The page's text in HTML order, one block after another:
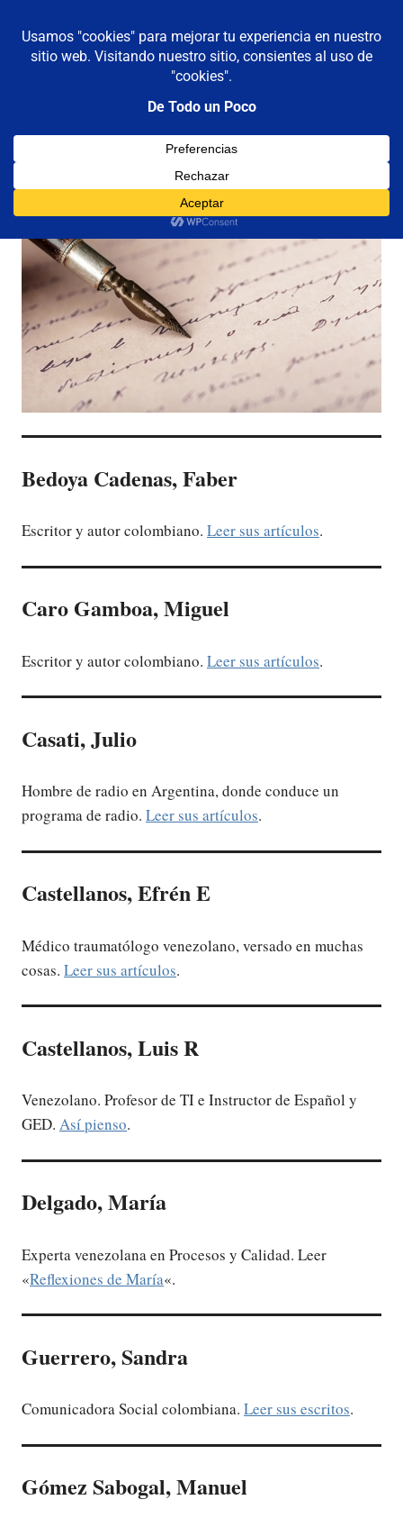
contenido
De todo un poco
Reflexiones,
Viajes
MENÚ
Columnistas
Bedoya Cadenas, Faber
Escritor y autor colombiano. Leer sus artículos.
Caro Gamboa, Miguel
Escritor y autor colombiano. Leer sus artículos.
Casati, Julio
Hombre de radio en Argentina, donde conduce un
programa de radio. Leer sus artículos.
Castellanos, Efrén E
Médico traumatólogo venezolano, versado en muchas
cosas. Leer sus artículos.
Castellanos, Luis R
Venezolano. Profesor de TI e Instructor de Español y
GED. Así pienso.
Delgado, María
Experta venezolana en Procesos y Calidad. Leer
«Reflexiones de María«.
Guerrero, Sandra
Comunicadora Social colombiana. Leer sus escritos.
Gómez Sabogal, Manuel